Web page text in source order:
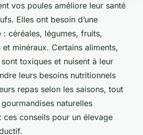
vos poules améliore leur santé
Elles ont besoin d’une
: céréales, légumes, fruits,
minéraux. Certains aliments,
toxiques et nuisent à leur
leurs besoins nutritionnels
repas selon les saisons, tout
naturelles
ces conseils pour un élevage